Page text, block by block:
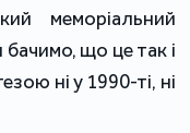
меморіальний
що це так і
ні у 1990-ті, ні